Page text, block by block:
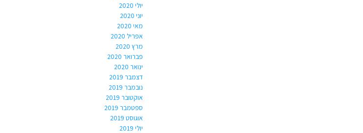
יולי 2020
יוני 2020
מאי 2020
אפריל 2020
מרץ 2020
פברואר 2020
ינואר 2020
דצמבר 2019
נובמבר 2019
אוקטובר 2019
ספטמבר 2019
אוגוסט 2019
יולי 2019